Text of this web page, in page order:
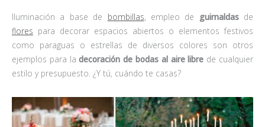
Iluminación a base de bombillas, empleo de guirnaldasde
flores para decorar espacios abiertos o elementos festivos
como paraguas o estrellas de diversos colores son otros
ejemplos para ladecoración de bodas al aire libre de cualquier
estilo y presupuesto. ¿Y tú, cuándo te casas?